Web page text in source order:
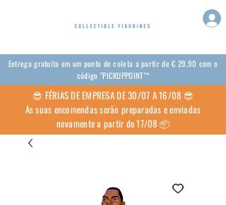
Entrega gratuita em um ponto de coleta a partir de € 29,90 com o
código "PICKUPPOINT"*
😎 FÉRIAS DE EMPRESA DE 30/07 A 16/08 😎
As suas encomendas serão preparadas e enviadas
novamente a partir de 17/08 📦